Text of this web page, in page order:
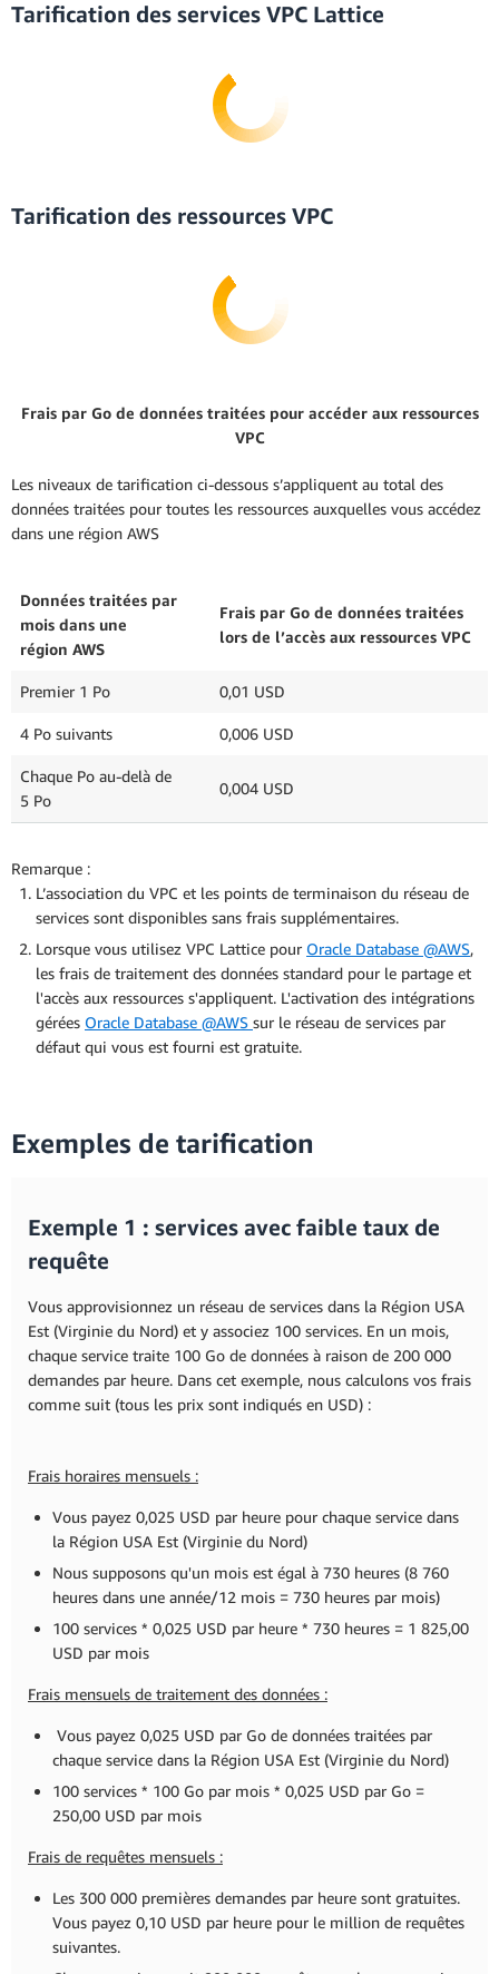
Tarification des services VPC Lattice
Tarification des ressources VPC
Frais par Go de données traitées pour accéder aux ressources
VPC
Les niveaux de tarification ci-dessous s’appliquent au total des
données traitées pour toutes les ressources auxquelles vous accédez
dans une région AWS
Données traitées par
mois dans une
région AWS
Frais par Go de données traitées
lors de l’accès aux ressources VPC
Premier 1 Po 0,01 USD
4 Po suivants 0,006 USD
Chaque Po au-delà de
5 Po
0,004 USD
Remarque :
L’association du VPC et les points de terminaison du réseau de
services sont disponibles sans frais supplémentaires.
Lorsque vous utilisez VPC Lattice pour Oracle Database @AWS,
les frais de traitement des données standard pour le partage et
l'accès aux ressources s'appliquent. L'activation des intégrations
gérées Oracle Database @AWS sur le réseau de services par
défaut qui vous est fourni est gratuite.
Exemples de tarification
Exemple 1 : services avec faible taux de
requête
Vous approvisionnez un réseau de services dans la Région USA
Est (Virginie du Nord) et y associez 100 services. En un mois,
chaque service traite 100 Go de données à raison de 200 000
demandes par heure. Dans cet exemple, nous calculons vos frais
comme suit (tous les prix sont indiqués en USD) :
Frais horaires mensuels :
Vous payez 0,025 USD par heure pour chaque service dans
la Région USA Est (Virginie du Nord)
Nous supposons qu'un mois est égal à 730 heures (8 760
heures dans une année/12 mois = 730 heures par mois)
100 services * 0,025 USD par heure * 730 heures = 1 825,00
USD par mois
Frais mensuels de traitement des données :
Vous payez 0,025 USD par Go de données traitées par
chaque service dans la Région USA Est (Virginie du Nord)
100 services * 100 Go par mois * 0,025 USD par Go =
250,00 USD par mois
Frais de requêtes mensuels :
Les 300 000 premières demandes par heure sont gratuites.
Vous payez 0,10 USD par heure pour le million de requêtes
suivantes.